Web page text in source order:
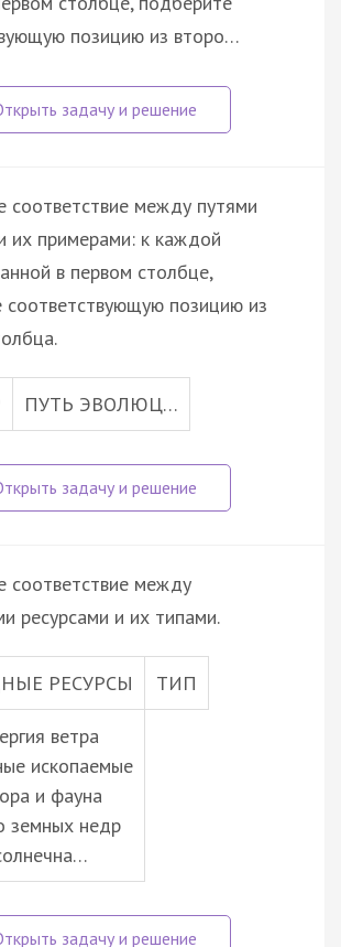
позицию из второ…
соответствие между путями
их примерами: к каждой
в первом столбце,
соответствующую позицию из
ПУТЬ ЭВОЛЮЦ…
соответствие между
ресурсами и их типами.
РЕСУРСЫ ТИП
ветра
ископаемые
и фауна
земных недр